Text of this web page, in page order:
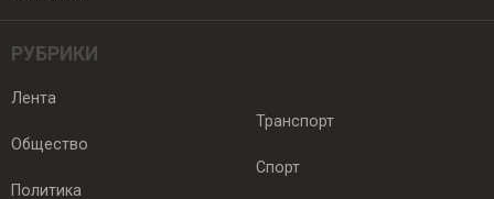
РУБРИКИ
Лента
Общество
Политика
Транспорт
Спорт